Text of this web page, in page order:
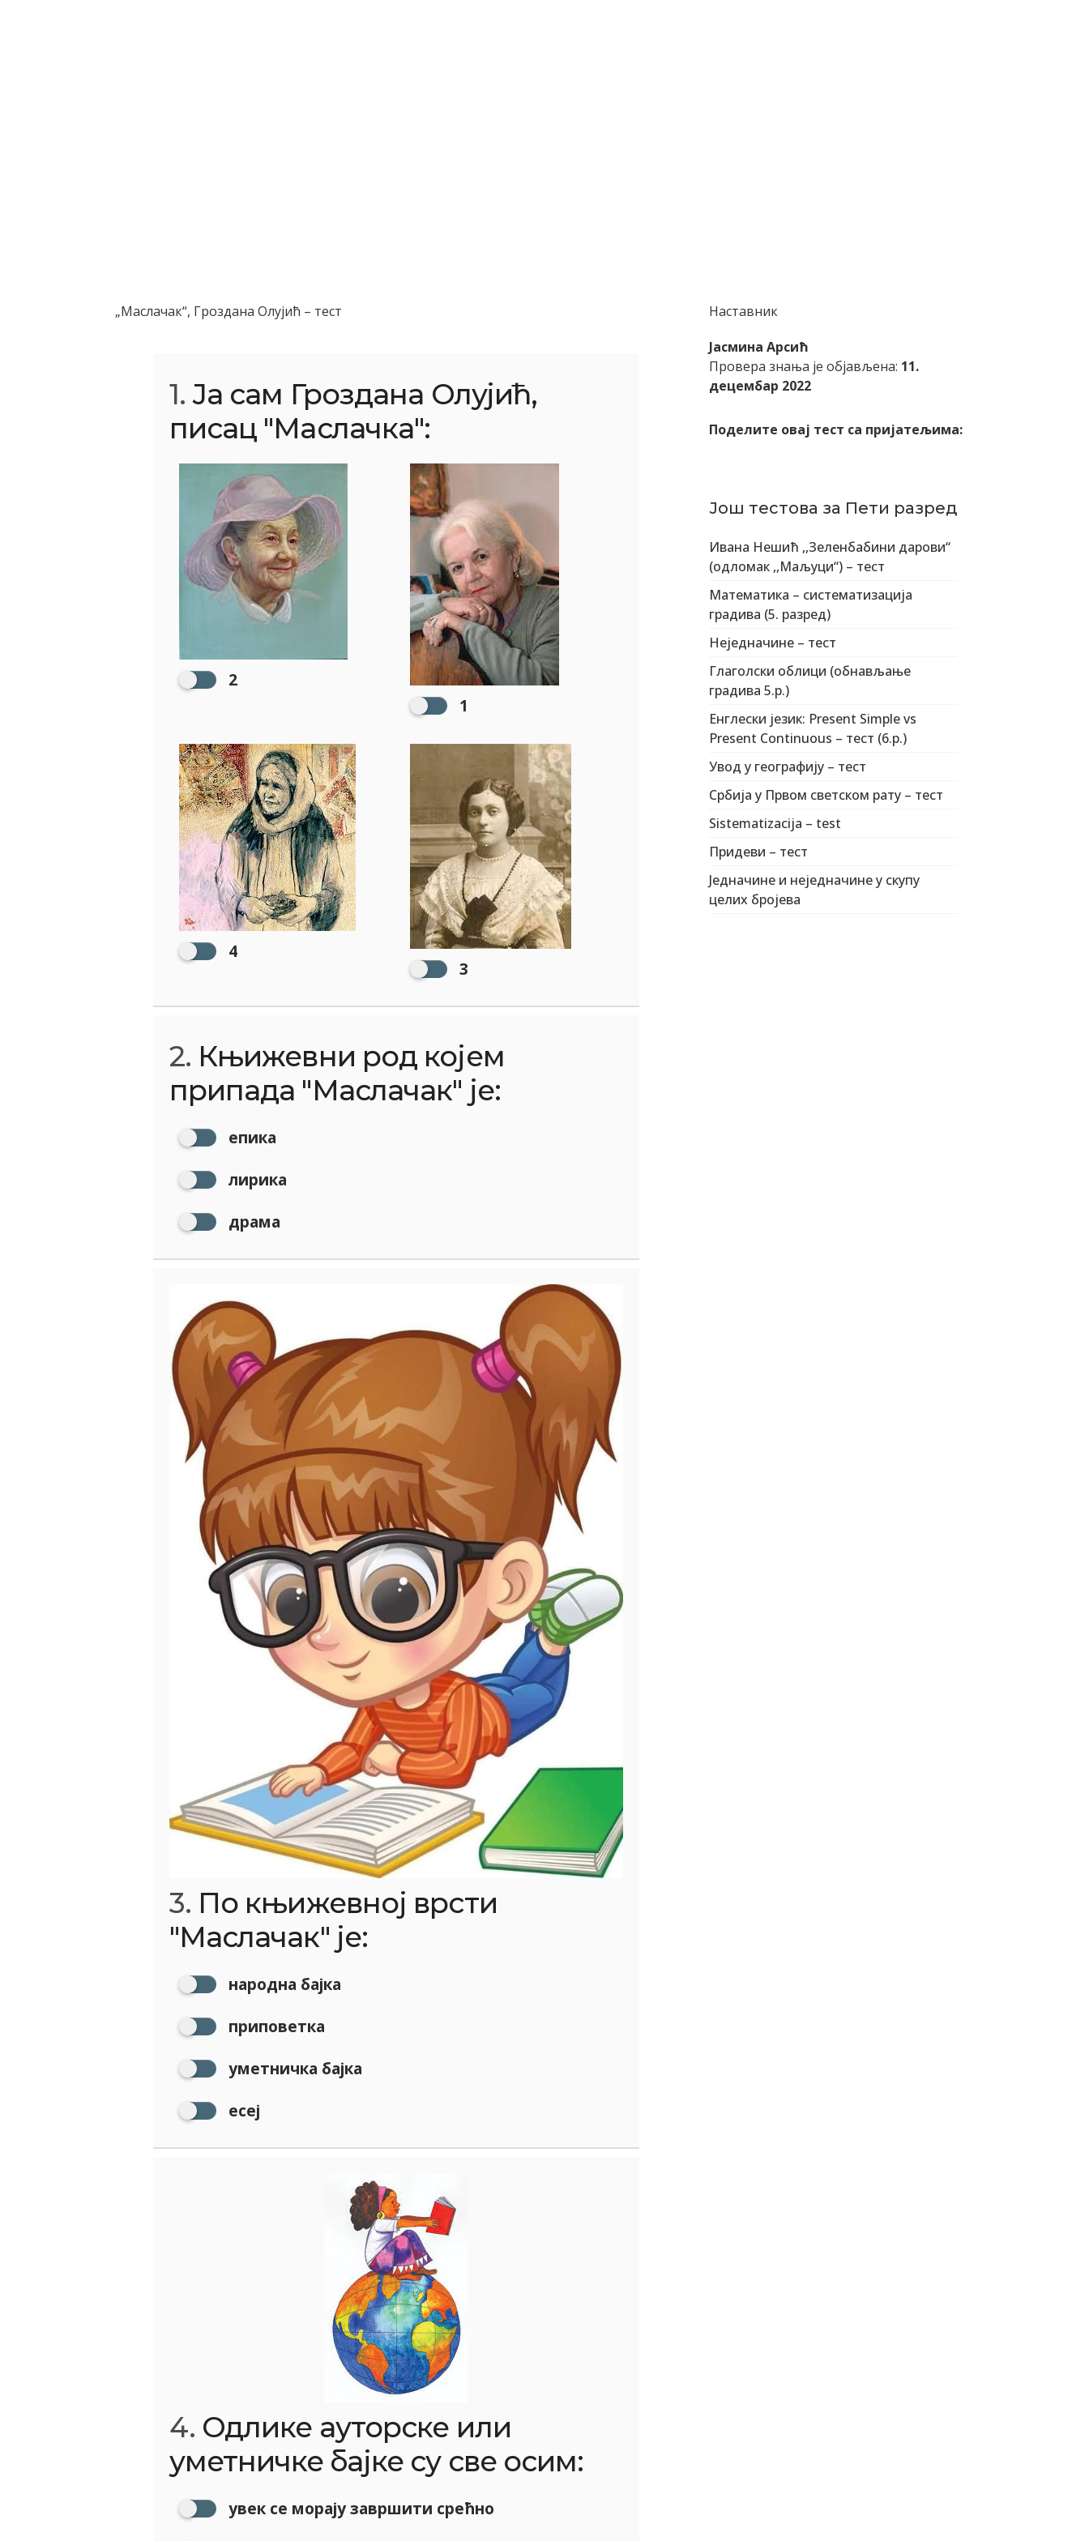
„Маслачак“, Гроздана Олујић – тест
1. Ја сам Гроздана Олујић,
писац "Маслачка":
2
1
4
3
2. Књижевни род којем
припада "Маслачак" је:
епика
лирика
драма
3. По књижевној врсти
"Маслачак" је:
народна бајка
приповетка
уметничка бајка
есеј
4. Одлике ауторске или
уметничке бајке су све осим:
увек се морају завршити срећно
Наставник
Јасмина Арсић
Провера знања је објављена: 11.
децембар 2022
Поделите овај тест са пријатељима:
Још тестова за Пети разред
Ивана Нешић ,,Зеленбабини дарови“
(одломак ,,Маљуци“) – тест
Математика – систематизација
градива (5. разред)
Неједначине – тест
Глаголски облици (обнављање
градива 5.р.)
Енглески језик: Present Simple vs
Present Continuous – тест (6.р.)
Увод у географију – тест
Србија у Првом светском рату – тест
Sistematizacija – test
Придеви – тест
Једначине и неједначине у скупу
целих бројева